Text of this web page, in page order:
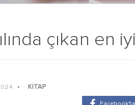
çıkan en
KITAP